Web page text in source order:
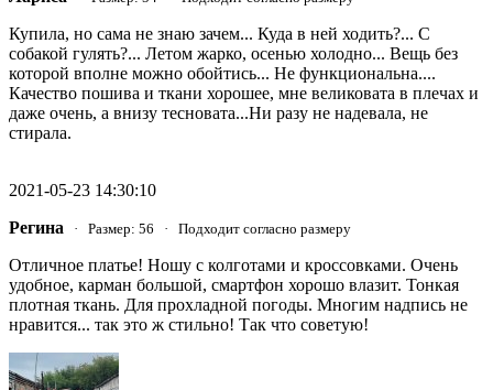
Купила, но сама не знаю зачем... Куда в ней ходить?... С
собакой гулять?... Летом жарко, осенью холодно... Вещь без
которой вполне можно обойтись... Не функциональна....
Качество пошива и ткани хорошее, мне великовата в плечах и
даже очень, а внизу тесновата...Ни разу не надевала, не
стирала.
2021-05-23 14:30:10
Регина · Размер: 56 · Подходит согласно размеру
Отличное платье! Ношу с колготами и кроссовками. Очень
удобное, карман большой, смартфон хорошо влазит. Тонкая
плотная ткань. Для прохладной погоды. Многим надпись не
нравится... так это ж стильно! Так что советую!